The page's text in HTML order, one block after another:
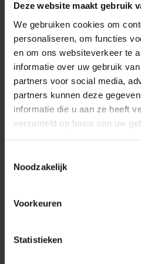
Deze website maakt gebruik
We gebruiken cookies om
personaliseren, om functies
en om ons websiteverkeer te
informatie over uw gebruik
partners voor social media,
partners kunnen deze
informatie die u aan ze heeft
verzameld op basis van uw
Noodzakelijk
Voorkeuren
Statistieken